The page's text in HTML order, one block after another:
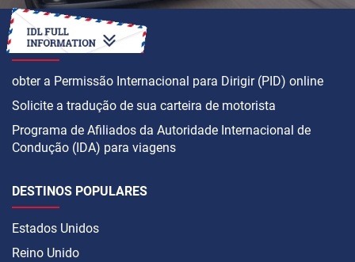
COMO
obter a Permissão Internacional para Dirigir (PID) online
Solicite a tradução de sua carteira de motorista
Programa de Afiliados da Autoridade Internacional de
Condução (IDA) para viagens
DESTINOS POPULARES
Estados Unidos
Reino Unido